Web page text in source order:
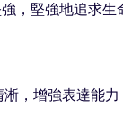
，堅強地追求
淅，增強表達能